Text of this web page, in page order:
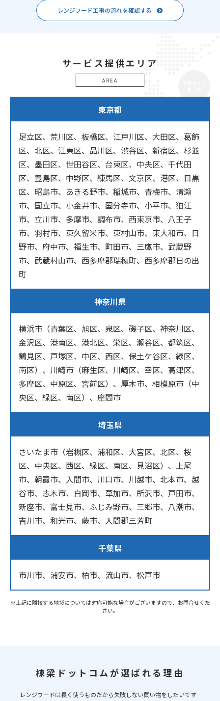
レンジフード工事の流れを確認する
サービス提供エリア
AREA
東京都
足立区、荒川区、板橋区、江戸川区、大田区、葛飾
区、北区、江東区、品川区、渋谷区、新宿区、杉並
区、墨田区、世田谷区、台東区、中央区、千代田
区、豊島区、中野区、練馬区、文京区、港区、目黒
区、昭島市、あきる野市、稲城市、青梅市、清瀬
市、国立市、小金井市、国分寺市、小平市、狛江
市、立川市、多摩市、調布市、西東京市、八王子
市、羽村市、東久留米市、東村山市、東大和市、日
野市、府中市、福生市、町田市、三鷹市、武蔵野
市、武蔵村山市、西多摩郡瑞穂町、西多摩郡日の出
町
神奈川県
横浜市（青葉区、旭区、泉区、磯子区、神奈川区、
金沢区、港南区、港北区、栄区、瀬谷区、都筑区、
鶴見区、戸塚区、中区、西区、保土ケ谷区、緑区、
南区）、川崎市（麻生区、川崎区、幸区、高津区、
多摩区、中原区、宮前区）、厚木市、相模原市（中
央区、緑区、南区）、座間市
埼玉県
さいたま市（岩槻区、浦和区、大宮区、北区、桜
区、中央区、西区、緑区、南区、見沼区）、上尾
市、朝霞市、入間市、川口市、川越市、北本市、越
谷市、志木市、白岡市、草加市、所沢市、戸田市、
新座市、富士見市、ふじみ野市、三郷市、八潮市、
吉川市、和光市、蕨市、入間郡三芳町
千葉県
市川市、浦安市、柏市、流山市、松戸市
※上記に隣接する地域については対応可能な場合がございますので、お問合せくだ
さい。
棟梁ドットコムが選ばれる理由
レンジフードは長く使うものだから失敗しない買い物をしたいです